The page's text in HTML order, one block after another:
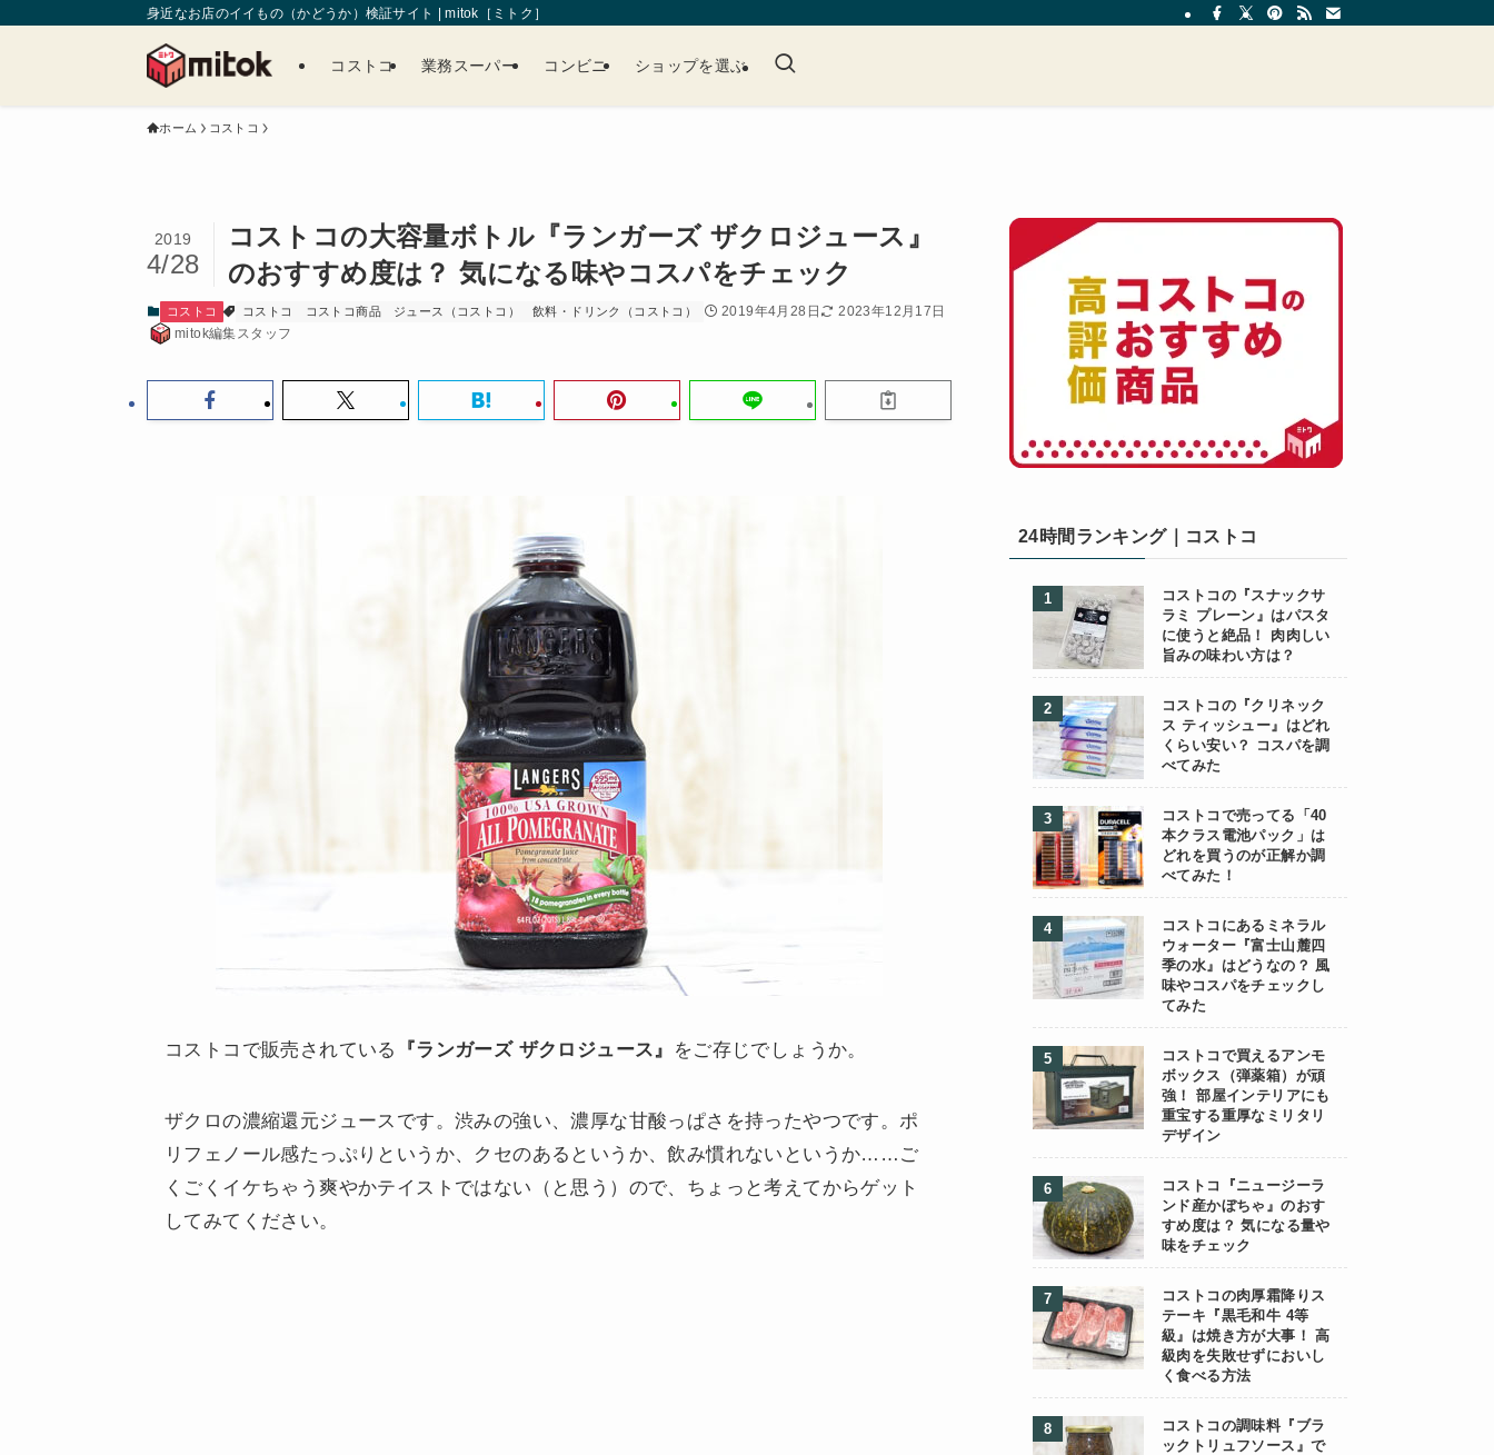
身近なお店のイイもの（かどうか）検証サイト | mitok［ミトク］
コストコ 業務スーパー コンビニ ショップを選ぶ
ホーム コストコ
コストコの大容量ボトル『ランガーズ ザクロジュース』
のおすすめ度は？ 気になる味やコスパをチェック
2019
4/28
コストコ コストコ コストコ商品 ジュース（コストコ） 飲料・ドリンク（コストコ） 2019年4月28日
2023年12月17日
mitok編集スタッフ
コストコで販売されている 『ランガーズ ザクロジュース』 をご存じでしょうか。
ザクロの濃縮還元ジュースです。渋みの強い、濃厚な甘酸っぱさを持ったやつです。ポ
リフェノール感たっぷりというか、クセのあるというか、飲み慣れないというか……ご
くごくイケちゃう爽やかテイストではない（と思う）ので、ちょっと考えてからゲット
してみてください。
24時間ランキング｜コストコ
コストコの『スナックサ
ラミ プレーン』はパスタ
に使うと絶品！ 肉肉しい
旨みの味わい方は？
コストコの『クリネック
ス ティッシュー』はどれ
くらい安い？ コスパを調
べてみた
コストコで売ってる「40
本クラス電池パック」は
どれを買うのが正解か調
べてみた！
コストコにあるミネラル
ウォーター『富士山麓四
季の水』はどうなの？ 風
味やコスパをチェックし
てみた
コストコで買えるアンモ
ボックス（弾薬箱）が頑
強！ 部屋インテリアにも
重宝する重厚なミリタリ
デザイン
コストコ『ニュージーラ
ンド産かぼちゃ』のおす
すめ度は？ 気になる量や
味をチェック
コストコの肉厚霜降りス
テーキ『黒毛和牛 4等
級』は焼き方が大事！ 高
級肉を失敗せずにおいし
く食べる方法
コストコの調味料『ブラ
ックトリュフソース』で